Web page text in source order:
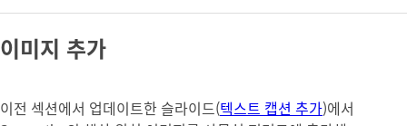
이미지 추가
이전 섹션에서 업데이트한 슬라이드(텍스트 캡션 추가)에서